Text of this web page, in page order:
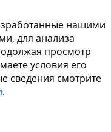
нашими
для анализа
просмотр
условия его
сведения смотрите
.